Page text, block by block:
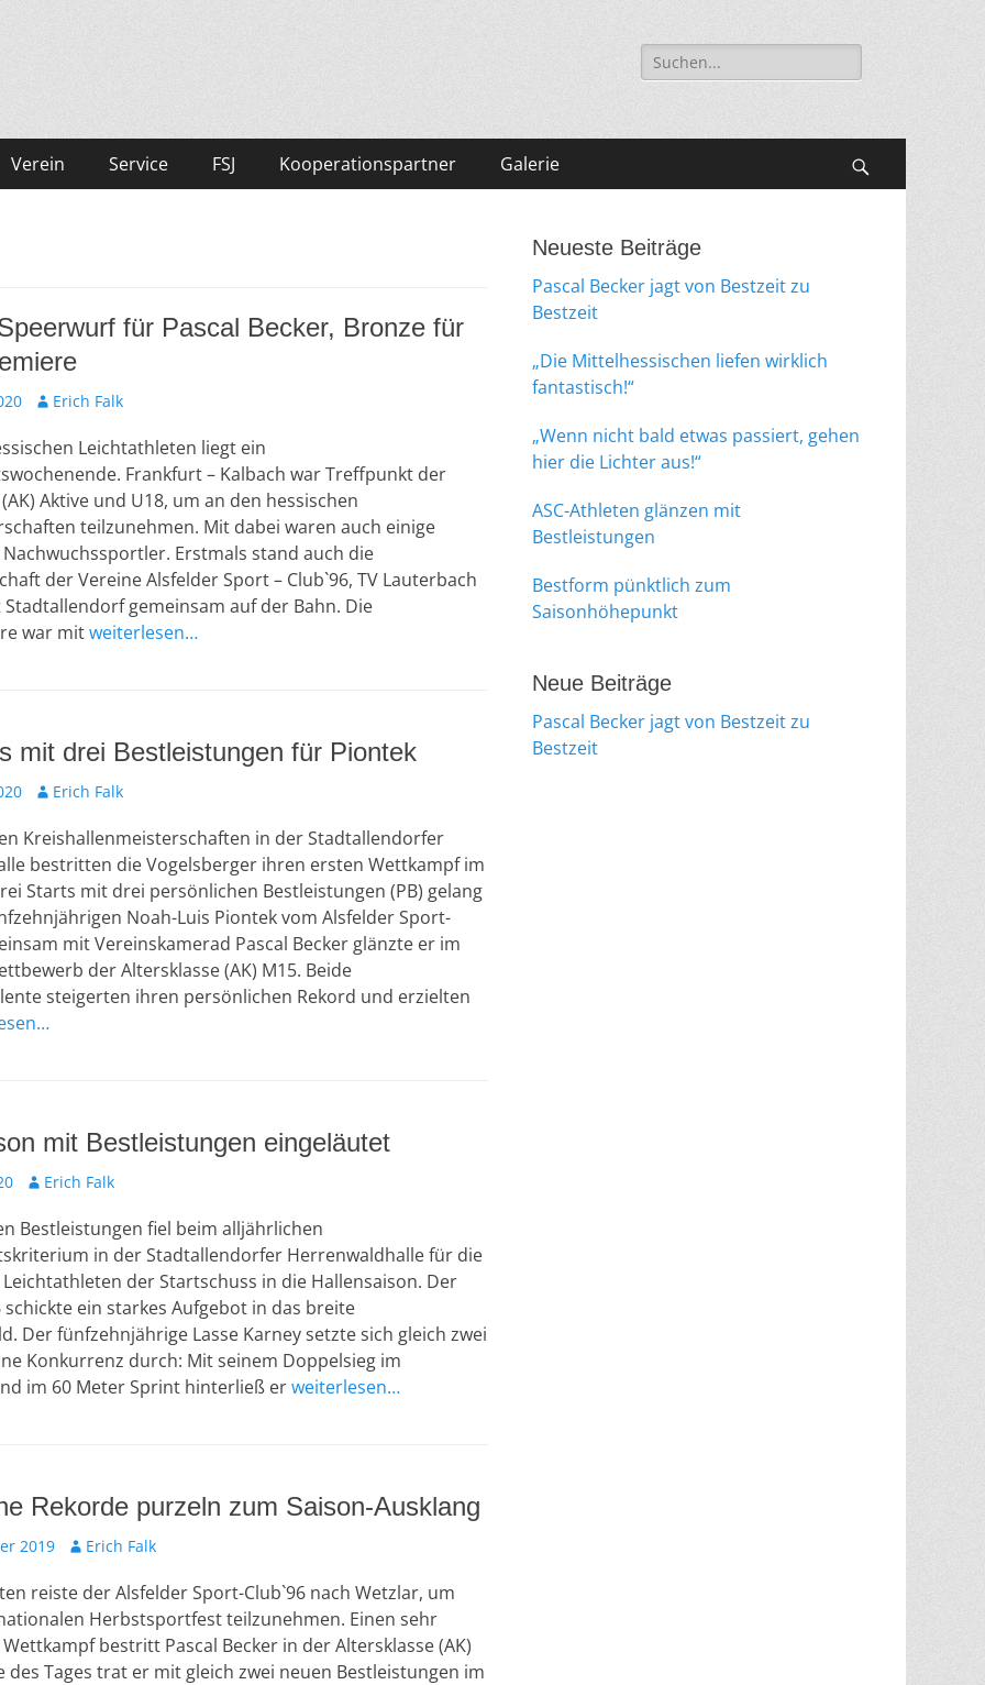
Suche
nach:
Verein Service FSJ Kooperationspartner Galerie
für Pascal Becker, Bronze für
A
t
o
r
Erich Falk
Leichtathleten liegt ein
Frankfurt – Kalbach war Treffpunkt der
Aktive und U18, um an den hessischen
teilzunehmen. Mit dabei waren auch einige
Erstmals stand auch die
der Vereine Alsfelder Sport – Club`96, TV Lauterbach
gemeinsam auf der Bahn. Die
war mitweiterlesen…
mit drei Bestleistungen für Piontek
A
t
o
r
Erich Falk
Kreishallenmeisterschaften in der Stadtallendorfer
bestritten die Vogelsberger ihren ersten Wettkampf im
Starts mit drei persönlichen Bestleistungen (PB) gelang
Noah-Luis Piontek vom Alsfelder Sport-
mit Vereinskamerad Pascal Becker glänzte er im
der Altersklasse (AK) M15. Beide
steigerten ihren persönlichen Rekord und erzielten
mit Bestleistungen eingeläutet
A
t
o
r
Erich Falk
Bestleistungen fiel beim alljährlichen
in der Stadtallendorfer Herrenwaldhalle für die
der Startschuss in die Hallensaison. Der
schickte ein starkes Aufgebot in das breite
Der fünfzehnjährige Lasse Karney setzte sich gleich zwei
Konkurrenz durch: Mit seinem Doppelsieg im
im 60 Meter Sprint hinterließ erweiterlesen…
Rekorde purzeln zum Saison-Ausklang
2019
A
t
o
r
Erich Falk
reiste der Alsfelder Sport-Club`96 nach Wetzlar, um
Herbstsportfest teilzunehmen. Einen sehr
bestritt Pascal Becker in der Altersklasse (AK)
des Tages trat er mit gleich zwei neuen Bestleistungen im
Neueste Beiträge
Pascal Becker jagt von Bestzeit zu
Bestzeit
„Die Mittelhessischen liefen wirklich
fantastisch!“
„Wenn nicht bald etwas passiert, gehen
hier die Lichter aus!“
ASC-Athleten glänzen mit
Bestleistungen
Bestform pünktlich zum
Saisonhöhepunkt
Neue Beiträge
Pascal Becker jagt von Bestzeit zu
Bestzeit